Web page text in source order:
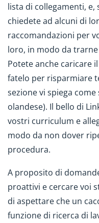
lista di collegamenti, e,
chiedete ad alcuni di
raccomandazioni per
loro, in modo da
Potete anche caricare
fatelo per risparmiare
sezione vi spiega
olandese). Il bello di
vostri curriculum e
modo da non dover
procedura.
A proposito di
proattivi e cercare voi
di aspettare che un
funzione di ricerca di